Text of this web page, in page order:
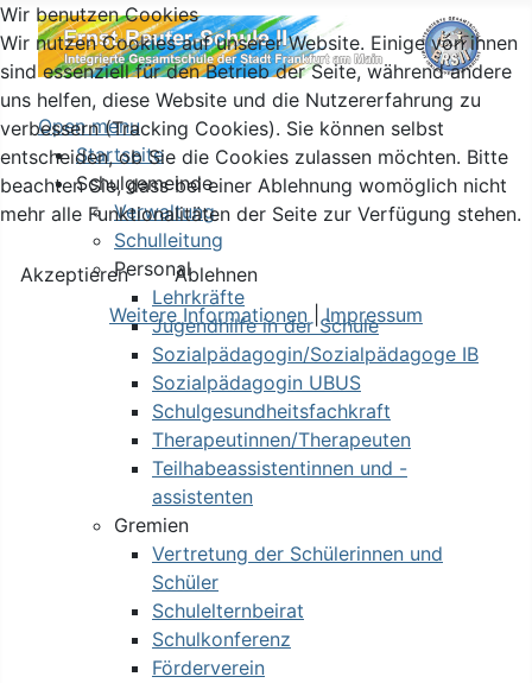
Open menu
Startseite
Schulgemeinde
Verwaltung
Schulleitung
Personal
Lehrkräfte
Jugendhilfe in der Schule
Sozialpädagogin/Sozialpädagoge IB
Sozialpädagogin UBUS
Schulgesundheitsfachkraft
Therapeutinnen/Therapeuten
Teilhabeassistentinnen und -
assistenten
Gremien
Vertretung der Schülerinnen und
Schüler
Schulelternbeirat
Schulkonferenz
Förderverein
Wir benutzen Cookies
Wir nutzen Cookies auf unserer Website. Einige von ihnen
sind essenziell für den Betrieb der Seite, während andere
uns helfen, diese Website und die Nutzererfahrung zu
verbessern (Tracking Cookies). Sie können selbst
entscheiden, ob Sie die Cookies zulassen möchten. Bitte
beachten Sie, dass bei einer Ablehnung womöglich nicht
mehr alle Funktionalitäten der Seite zur Verfügung stehen.
Akzeptieren
Ablehnen
Weitere Informationen |Impressum